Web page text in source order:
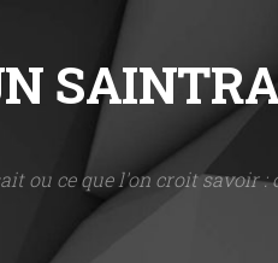
ou ce que l'on croit savoir